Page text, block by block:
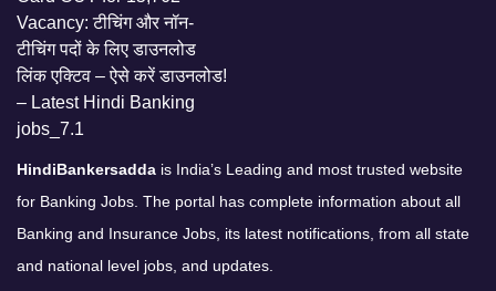
HindiBankersadda is India’s Leading and most trusted website
for Banking Jobs. The portal has complete information about all
Banking and Insurance Jobs, its latest notifications, from all state
and national level jobs, and updates.